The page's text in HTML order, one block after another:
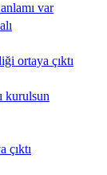
var
ortaya çıktı
kurulsun
çıktı